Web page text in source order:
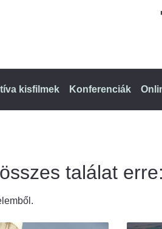
kisfilmek Konferenciák
találat